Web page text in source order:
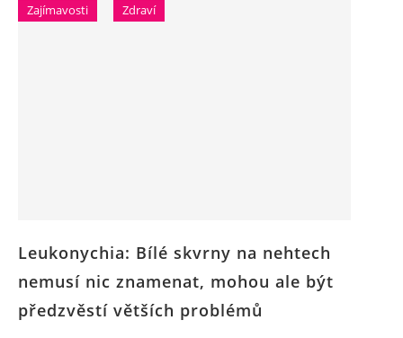
Zajímavosti Zdraví
Leukonychia: Bílé skvrny na nehtech
nemusí nic znamenat, mohou ale být
předzvěstí větších problémů